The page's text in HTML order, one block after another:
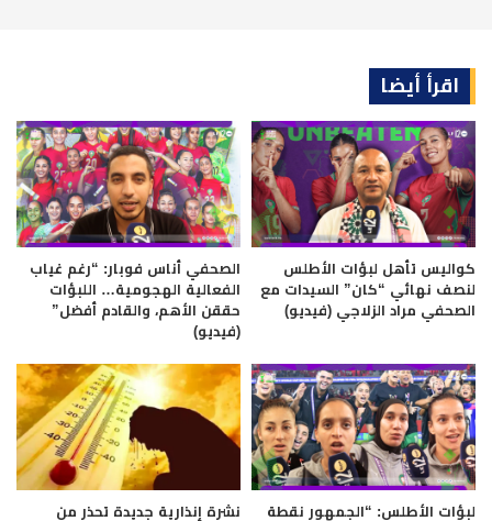
اقرأ أيضا
كواليس تأهل لبؤات الأطلس
لنصف نهائي “كان” السيدات مع
الصحفي مراد الزلاجي (فيديو)
الصحفي أناس فوبار: “رغم غياب
الفعالية الهجومية… اللبؤات
حققن الأهم، والقادم أفضل”
(فيديو)
لبؤات الأطلس: “الجمهور نقطة
نشرة إنذارية جديدة تحذر من